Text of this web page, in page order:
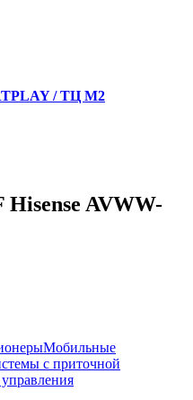
/ ТЦ М2
AVWW-
Мобильные
с приточной